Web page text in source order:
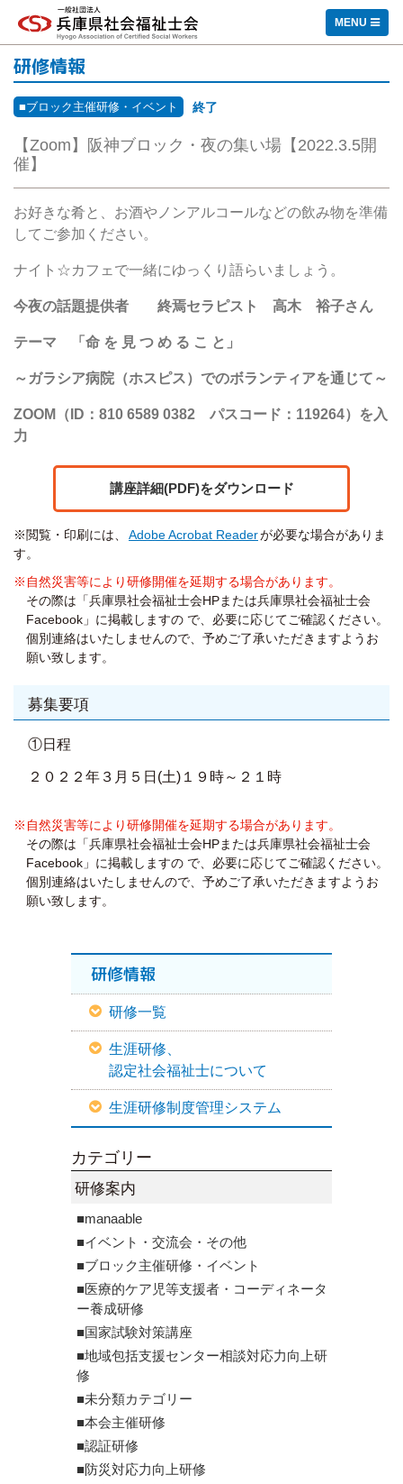
一般社団法人 兵庫県社会福祉士会
MENU
研修情報
■ブロック主催研修・イベント 終了
【Zoom】阪神ブロック・夜の集い場【2022.3.5開
催】
お好きな肴と、お酒やノンアルコールなどの飲み物を準備
してご参加ください。
ナイト☆カフェで一緒にゆっくり語らいましょう。
今夜の話題提供者 終焉セラピスト 高木 裕子さん
テーマ 「命 を 見 つ め る こ と」
～ガラシア病院（ホスピス）でのボランティアを通じて～
ZOOM（ID：810 6589 0382 パスコード：119264）を入
力
講座詳細(PDF)をダウンロード
※閲覧・印刷には、 Adobe Acrobat Readerが必要な場合がありま
す。
※自然災害等により研修開催を延期する場合があります。
その際は「兵庫県社会福祉士会HPまたは兵庫県社会福祉士会
Facebook」に掲載しますの で、必要に応じてご確認ください。
個別連絡はいたしませんので、予めご了承いただきますようお
願い致します。
募集要項
①日程
２０２２年３月５日(土)１９時～２１時
※自然災害等により研修開催を延期する場合があります。
その際は「兵庫県社会福祉士会HPまたは兵庫県社会福祉士会
Facebook」に掲載しますの で、必要に応じてご確認ください。
個別連絡はいたしませんので、予めご了承いただきますようお
願い致します。
研修情報
研修一覧
生涯研修、
認定社会福祉士について
生涯研修制度管理システム
カテゴリー
研修案内
■manaable
■イベント・交流会・その他
■ブロック主催研修・イベント
■医療的ケア児等支援者・コーディネータ
ー養成研修
■国家試験対策講座
■地域包括支援センター相談対応力向上研
修
■未分類カテゴリー
■本会主催研修
■認証研修
■防災対応力向上研修